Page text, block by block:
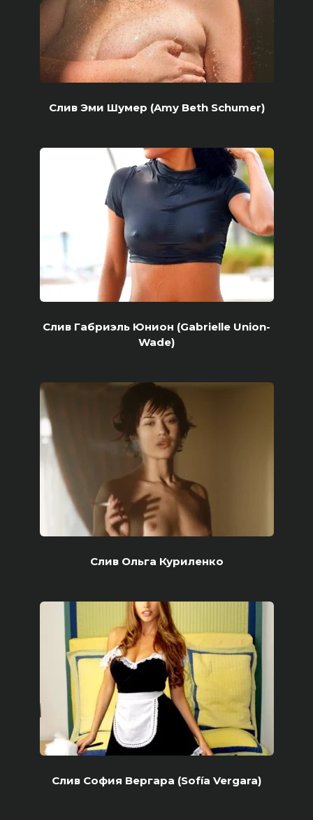
Слив Эми Шумер (Amy Beth Schumer)
Слив Габриэль Юнион (Gabrielle Union-
Wade)
Слив Ольга Куриленко
Слив София Вергара (Sofía Vergara)